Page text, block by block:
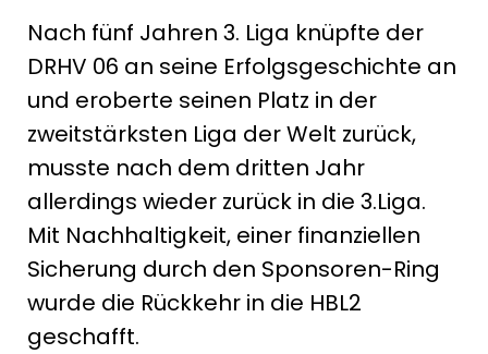
Nach fünf Jahren 3. Liga knüpfte der
DRHV 06 an seine Erfolgsgeschichte an
und eroberte seinen Platz in der
zweitstärksten Liga der Welt zurück,
musste nach dem dritten Jahr
allerdings wieder zurück in die 3.Liga.
Mit Nachhaltigkeit, einer finanziellen
Sicherung durch den Sponsoren-Ring
wurde die Rückkehr in die HBL2
geschafft.